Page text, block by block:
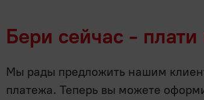
Бери сейчас - плати
Мы рады предложить нашим
платежа. Теперь вы можете